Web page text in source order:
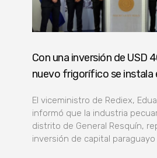
Con una inversión de USD
nuevo frigorífico se instala
El viceministro de Rediex,
informó que la industria
distrito de General Resquín,
inversión de capital